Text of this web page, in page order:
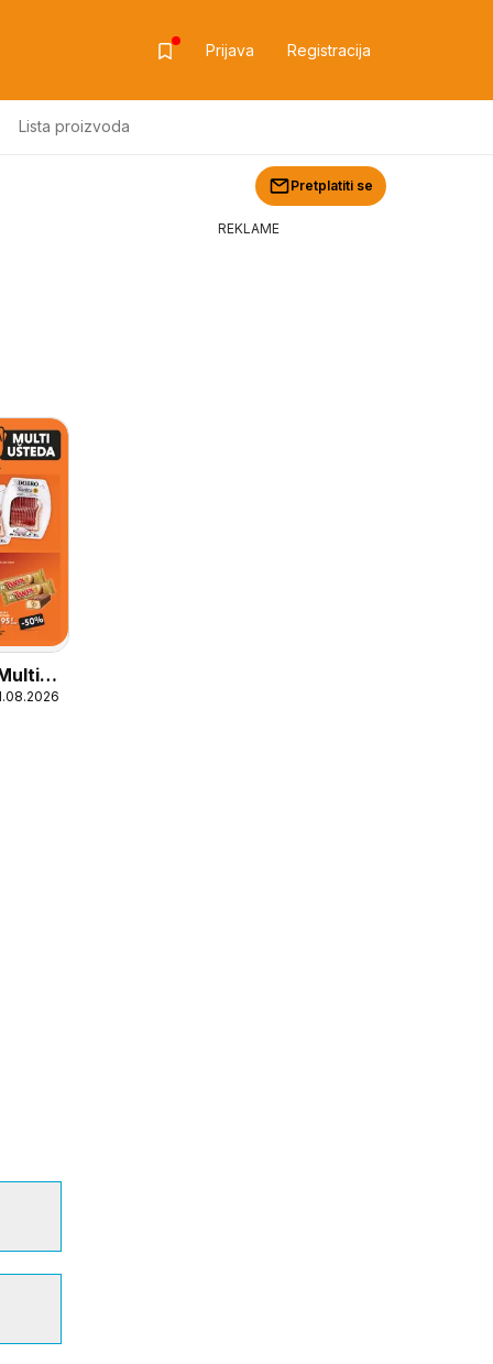
Prijava Registracija
Lista proizvoda
Pretplatiti se
REKLAME